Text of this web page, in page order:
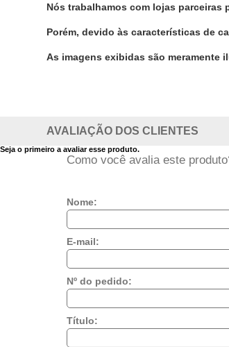
Nós trabalhamos com lojas parceiras
Porém, devido às características de
As imagens exibidas são meramente
AVALIAÇÃO DOS CLIENTES
Seja o primeiro a avaliar esse produto.
Como você avalia este
Nome:
E-mail:
Nº do pedido:
Título: